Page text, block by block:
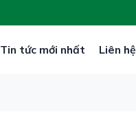
Tin tức mới nhất Liên hệ